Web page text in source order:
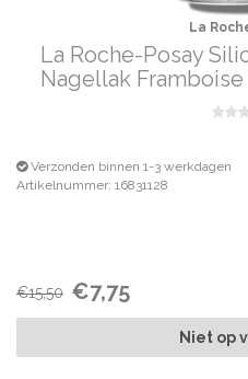
La
La Roche-Posay
Nagellak Framboise
Verzonden binnen 1-3 werkdagen
Artikelnummer: 16831128
€15,50 €7,75
Niet op